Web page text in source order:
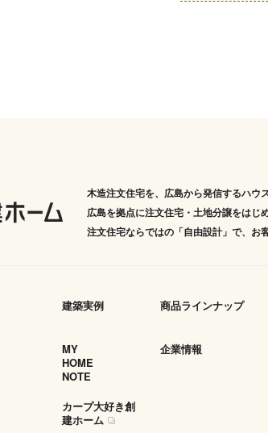
木造注文住宅を、広島から発信するハウ
広島を拠点に注文住宅・土地分譲をはじ
注文住宅ならではの「自由設計」で、お
建築実例 商品ラインナップ
MY
HOME
NOTE
企業情報
カープ大好き創
建ホーム